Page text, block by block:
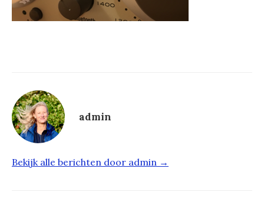
admin
Bekijk alle berichten door admin →